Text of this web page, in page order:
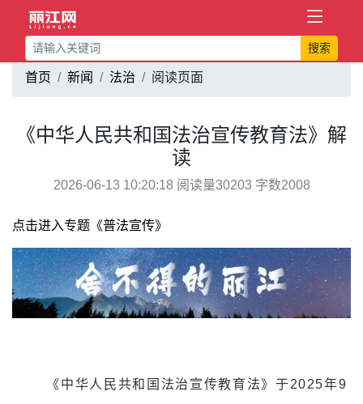
搜索
首页 新闻 法治 阅读页面
《中华人民共和国法治宣传教育法》解
读
2026-06-13 10:20:18 阅读量30203 字数2008
点击进入专题《普法宣传》
《中华人民共和国法治宣传教育法》于2025年9